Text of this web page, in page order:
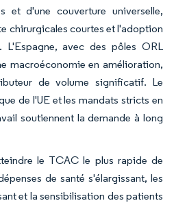
et d'une couverture universelle,
chirurgicales courtes et l'adoption
L'Espagne, avec des pôles ORL
macroéconomie en amélioration,
de volume significatif. Le
de l'UE et les mandats stricts en
soutiennent la demande à long
le TCAC le plus rapide de
de santé s'élargissant, les
et la sensibilisation des patients